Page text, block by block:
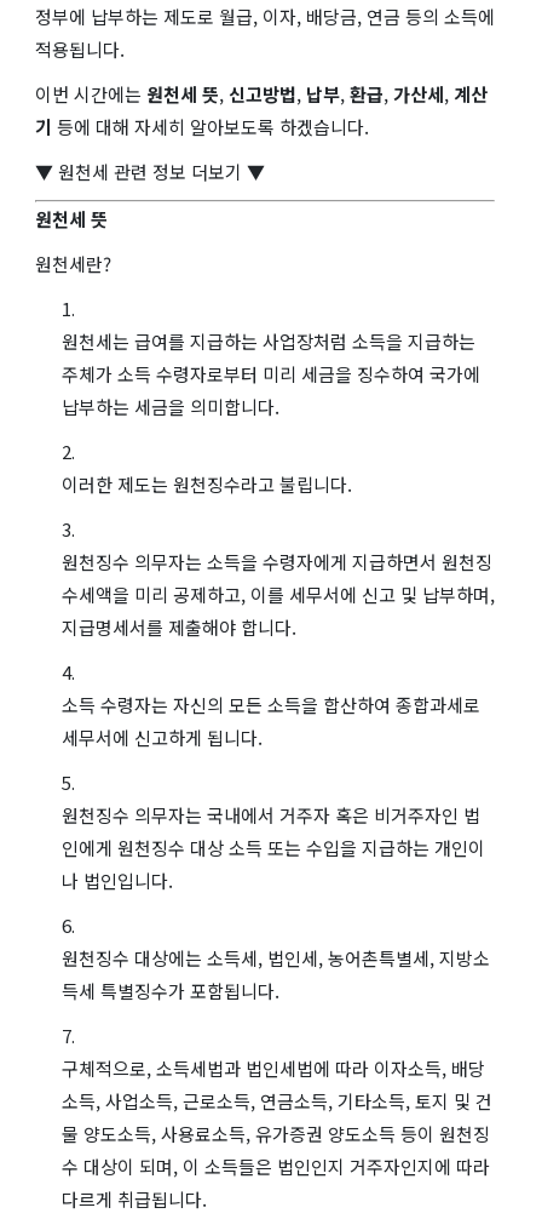
정부에 납부하는 제도로 월급, 이자, 배당금, 연금 등의 소득에
적용됩니다.
이번 시간에는 원천세 뜻, 신고방법, 납부,환급,가산세, 계산
기 등에 대해 자세히 알아보도록 하겠습니다.
▼ 원천세 관련 정보 더보기 ▼
원천세 뜻
원천세란?
원천세는 급여를 지급하는 사업장처럼 소득을 지급하는
주체가 소득 수령자로부터 미리 세금을 징수하여 국가에
납부하는 세금을 의미합니다.
이러한 제도는 원천징수라고 불립니다.
원천징수 의무자는 소득을 수령자에게 지급하면서 원천징
수세액을 미리 공제하고, 이를 세무서에 신고 및 납부하며,
지급명세서를 제출해야 합니다.
소득 수령자는 자신의 모든 소득을 합산하여 종합과세로
세무서에 신고하게 됩니다.
원천징수 의무자는 국내에서 거주자 혹은 비거주자인 법
인에게 원천징수 대상 소득 또는 수입을 지급하는 개인이
나 법인입니다.
원천징수 대상에는 소득세, 법인세, 농어촌특별세, 지방소
득세 특별징수가 포함됩니다.
구체적으로, 소득세법과 법인세법에 따라 이자소득, 배당
소득, 사업소득, 근로소득, 연금소득, 기타소득, 토지 및 건
물 양도소득, 사용료소득, 유가증권 양도소득 등이 원천징
수 대상이 되며, 이 소득들은 법인인지 거주자인지에 따라
다르게 취급됩니다.